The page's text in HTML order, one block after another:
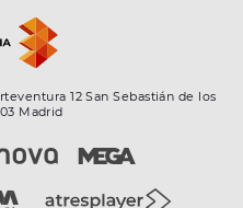
12 San Sebastián de los
Madrid